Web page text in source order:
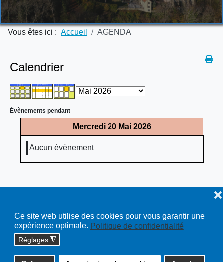
Ce site web utilise des cookies pour vous garantir une
expérience optimale. Politique de confidentialité
Réglages ◮
❌
Vous êtes ici : Accueil AGENDA
Calendrier
Évènements pendant
Mercredi 20 Mai 2026
Aucun évènement
Copyright © 2026 cossonay.ch - tous droits réservés | site :